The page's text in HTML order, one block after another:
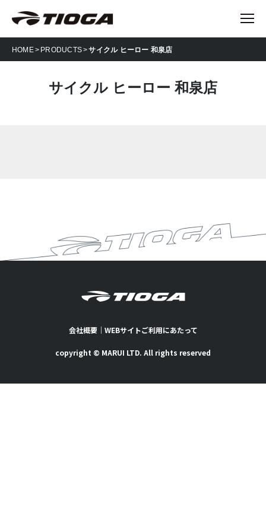
HOME PRODUCTS サイクル ヒーロー 和泉店
サイクル ヒーロー 和泉店
会社概要｜ WEBサイトご利用にあたって
copyright © MARUI LTD. All rights reserved